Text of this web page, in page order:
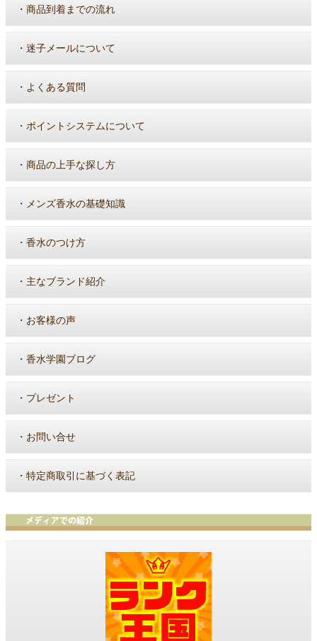
・ 商品到着までの流れ
・ 迷子メールについて
・ よくある質問
・ ポイントシステムについて
・ 商品の上手な探し方
・ メンズ香水の基礎知識
・ 香水のつけ方
・ 主なブランド紹介
・ お客様の声
・ 香水学園ブログ
・ プレゼント
・ お問い合せ
・ 特定商取引に基づく表記